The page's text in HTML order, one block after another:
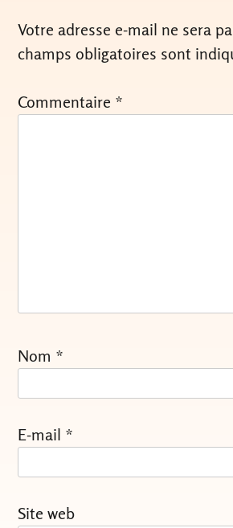
Votre adresse e-mail ne sera
champs obligatoires sont
Commentaire *
Nom *
E-mail *
Site web